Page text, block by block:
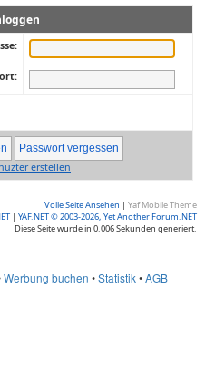
erstellen
Volle Seite Ansehen | Yaf Mobile Theme
| YAF.NET © 2003-2026, Yet Another Forum.NET
Diese Seite wurde in 0.006 Sekunden generiert.
Werbung buchen •Statistik•AGB